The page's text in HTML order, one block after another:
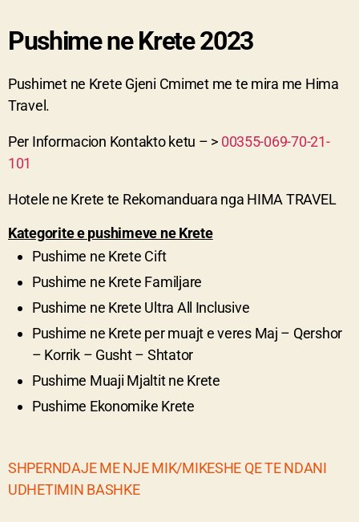
Pushime ne Krete 2023
Pushimet ne Krete Gjeni Cmimet me te mira me Hima
Travel.
Per Informacion Kontakto ketu – > 00355-069-70-21-
101
Hotele ne Krete te Rekomanduara nga HIMA TRAVEL
Kategorite e pushimeve ne Krete
Pushime ne Krete Cift
Pushime ne Krete Familjare
Pushime ne Krete Ultra All Inclusive
Pushime ne Krete per muajt e veres Maj – Qershor
– Korrik – Gusht – Shtator
Pushime Muaji Mjaltit ne Krete
Pushime Ekonomike Krete
SHPERNDAJE ME NJE MIK/MIKESHE QE TE NDANI
UDHETIMIN BASHKE